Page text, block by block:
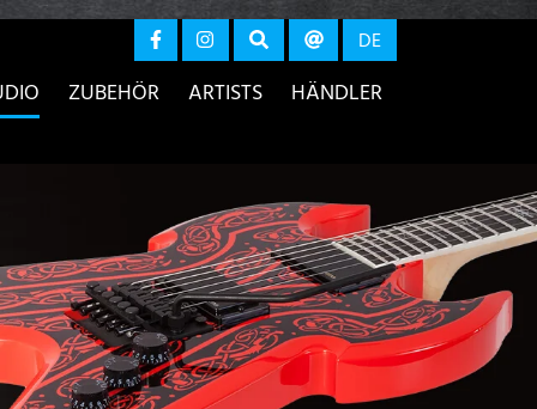
anzeigen
ZUBEHÖR ARTISTS HÄNDLER
DE